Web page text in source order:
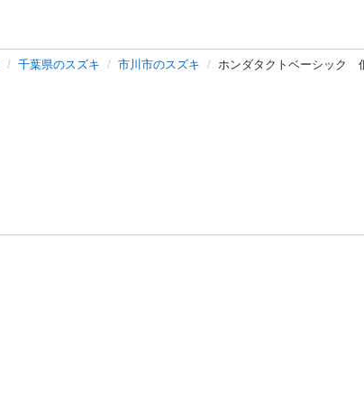
千葉県のスズキ 市川市のスズキ ホンダタクトベーシック